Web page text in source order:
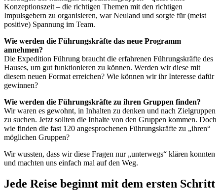
Konzeptionszeit – die richtigen Themen mit den richtigen
Impulsgebern zu organisieren, war Neuland und sorgte für (meist
positive) Spannung im Team.
Wie werden die Führungskräfte das neue Programm
annehmen?
Die Expedition Führung braucht die erfahrenen Führungskräfte des
Hauses, um gut funktionieren zu können. Werden wir diese mit
diesem neuen Format erreichen? Wie können wir ihr Interesse dafür
gewinnen?
Wie werden die Führungskräfte zu ihren Gruppen finden?
Wir waren es gewohnt, in Inhalten zu denken und nach Zielgruppen
zu suchen. Jetzt sollten die Inhalte von den Gruppen kommen. Doch
wie finden die fast 120 angesprochenen Führungskräfte zu „ihren“
möglichen Gruppen?
Wir wussten, dass wir diese Fragen nur „unterwegs“ klären konnten
und machten uns einfach mal auf den Weg.
Jede Reise beginnt mit dem ersten Schritt